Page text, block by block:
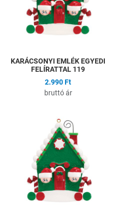
Gyors nézet
KARÁCSONYI EMLÉK EGYEDI
FELÍRATTAL 119
2.990 Ft
bruttó ár
Hozzáadás a kívánságlistához
Összehasonlítás
Gyors nézet